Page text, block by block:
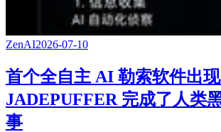
ZenAI2026-07-10
首个全自主 AI 勒索软件出现
JADEPUFFER 完成了人类
事